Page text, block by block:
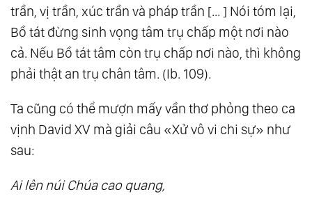
trần, vị trần, xúc trần và pháp trần [... ] Nói tóm lại,
Bồ tát đừng sinh vọng tâm trụ chấp một nơi nào
cả. Nếu Bồ tát tâm còn trụ chấp nơi nào, thì không
phải thật an trụ chân tâm. (Ib. 109).
Ta cũng có thể mượn mấy vần thơ phỏng theo ca
vịnh David XV mà giải câu «Xử vô vi chi sự» như
sau:
Ai lên núi Chúa cao quang,